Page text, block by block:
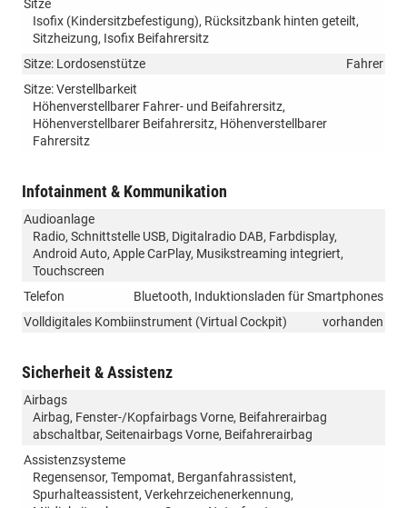
Sitze
Isofix (Kindersitzbefestigung), Rücksitzbank hinten geteilt,
Sitzheizung, Isofix Beifahrersitz
Sitze: Lordosenstütze
Fahrer
Sitze: Verstellbarkeit
Höhenverstellbarer Fahrer- und Beifahrersitz,
Höhenverstellbarer Beifahrersitz, Höhenverstellbarer
Fahrersitz
Infotainment & Kommunikation
Audioanlage
Radio, Schnittstelle USB, Digitalradio DAB, Farbdisplay,
Android Auto, Apple CarPlay, Musikstreaming integriert,
Touchscreen
Telefon
Bluetooth, Induktionsladen für Smartphones
Volldigitales Kombiinstrument (Virtual Cockpit)
vorhanden
Sicherheit & Assistenz
Airbags
Airbag, Fenster-/Kopfairbags Vorne, Beifahrerairbag
abschaltbar, Seitenairbags Vorne, Beifahrerairbag
Assistenzsysteme
Regensensor, Tempomat, Berganfahrassistent,
Spurhalteassistent, Verkehrzeichenerkennung,